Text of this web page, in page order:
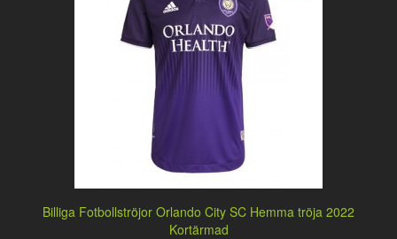
Billiga Fotbollströjor Orlando City SC Hemma tröja 2022
Kortärmad